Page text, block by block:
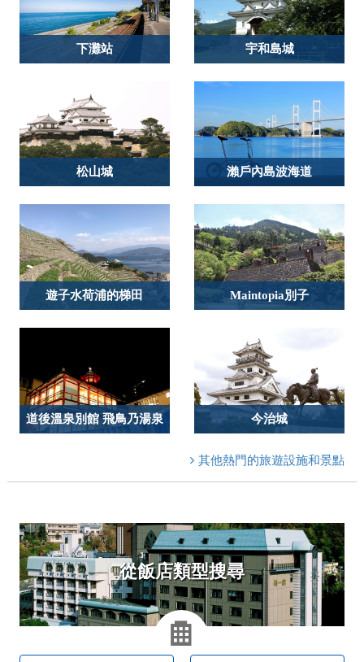
下灘站 宇和島城
松山城 瀨戶內島波海道
遊子水荷浦的梯田 Maintopia別子
道後溫泉別館 飛鳥乃湯泉 今治城
其他熱門的旅遊設施和景點
從飯店類型搜尋